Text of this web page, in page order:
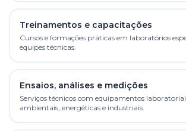
Treinamentos e capacitações
Cursos e formações práticas em laboratórios
equipes técnicas.
Ensaios, análises e medições
Serviços técnicos com equipamentos
ambientais, energéticas e industriais.